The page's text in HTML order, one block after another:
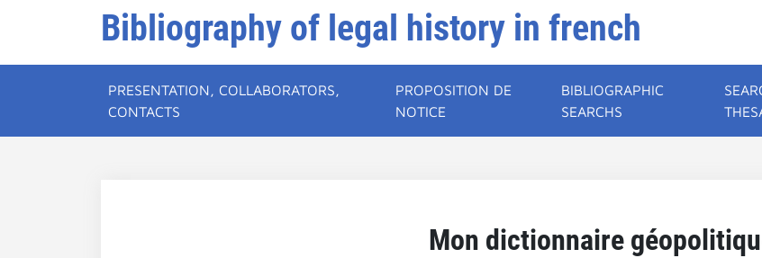
Bibliography of legal history in french
PRESENTATION, COLLABORATORS,
CONTACTS
PROPOSITION DE
NOTICE
BIBLIOGRAPHIC
SEARCHS
Mon dictionnaire